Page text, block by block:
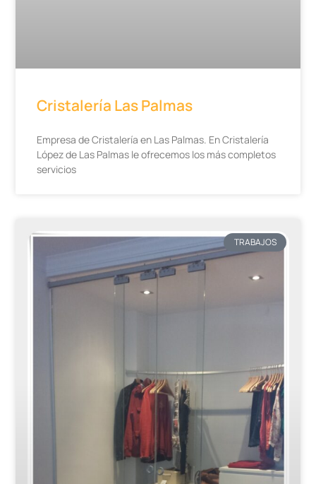
Cristalería Las Palmas
Empresa de Cristalería en Las Palmas. En Cristalería
López de Las Palmas le ofrecemos los más completos
servicios
TRABAJOS